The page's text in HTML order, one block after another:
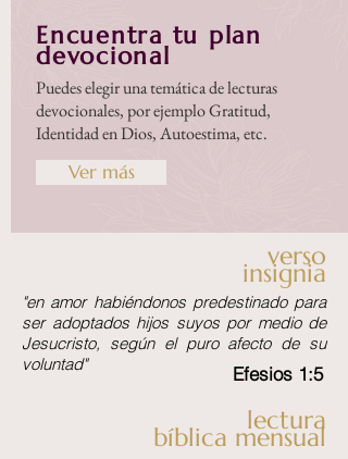
Encuentra tu plan
devocional
Puedes elegir una temática de lecturas
devocionales, por ejemplo Gratitud,
Identidad en Dios, Autoestima, etc.
Ver más
verso
insignia
"en amor habiéndonos predestinado para
ser adoptados hijos suyos por medio de
Jesucristo, según el puro afecto de su
voluntad"
Efesios 1:5
lectura
bíblica mensual